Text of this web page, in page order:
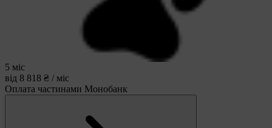
5 міс
від 8 818 ₴ / міс
Оплата частинами Монобанк